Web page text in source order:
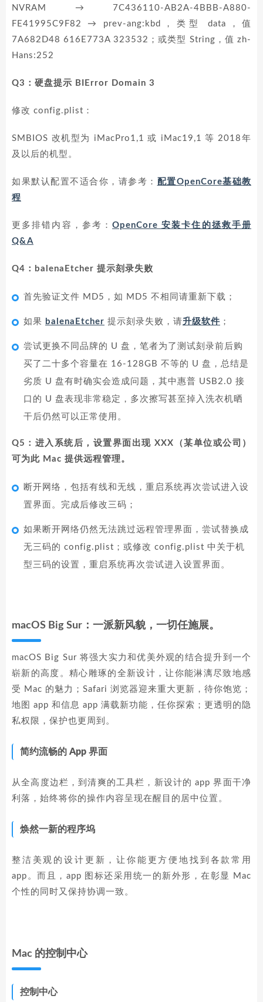
NVRAM → 7C436110-AB2A-4BBB-A880-
FE41995C9F82 → prev-ang:kbd，类型 data，值
7A682D48 616E773A 323532；或类型 String，值 zh-
Hans:252
Q3：硬盘提示 BIError Domain 3
修改 config.plist：
SMBIOS 改机型为 iMacPro1,1 或 iMac19,1 等 2018年
及以后的机型。
如果默认配置不适合你，请参考： 配置OpenCore基础教
程
更多排错内容，参考：OpenCore 安装卡住的拯救手册
Q&A
Q4：balenaEtcher 提示刻录失败
首先验证文件 MD5，如 MD5 不相同请重新下载；
如果 balenaEtcher 提示刻录失败，请升级软件 ；
尝试更换不同品牌的 U 盘，笔者为了测试刻录前后购
买了二十多个容量在 16-128GB 不等的 U 盘，总结是
劣质 U 盘有时确实会造成问题，其中惠普 USB2.0 接
口的 U 盘表现非常稳定，多次擦写甚至掉入洗衣机晒
干后仍然可以正常使用。
Q5：进入系统后，设置界面出现 XXX（某单位或公司）
可为此 Mac 提供远程管理。
断开网络，包括有线和无线，重启系统再次尝试进入设
置界面。完成后修改三码；
如果断开网络仍然无法跳过远程管理界面，尝试替换成
无三码的 config.plist；或修改 config.plist 中关于机
型三码的设置，重启系统再次尝试进入设置界面。
macOS Big Sur：一派新风貌，一切任施展。
macOS Big Sur 将强大实力和优美外观的结合提升到一个
崭新的高度。精心雕琢的全新设计，让你能淋漓尽致地感
受 Mac 的魅力；Safari 浏览器迎来重大更新，待你饱览；
地图 app 和信息 app 满载新功能，任你探索；更透明的隐
私权限，保护也更周到。
简约流畅的 App 界面
从全高度边栏，到清爽的工具栏，新设计的 app 界面干净
利落，始终将你的操作内容呈现在醒目的居中位置。
焕然一新的程序坞
整洁美观的设计更新，让你能更方便地找到各款常用
app。而且，app 图标还采用统一的新外形，在彰显 Mac
个性的同时又保持协调一致。
Mac 的控制中心
控制中心